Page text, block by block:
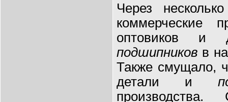
Через
коммерческие
оптовиков и
подшипников в
Также смущало,
детали и
производства.